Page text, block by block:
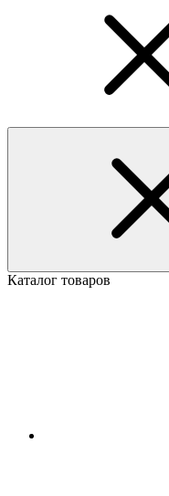
Каталог товаров